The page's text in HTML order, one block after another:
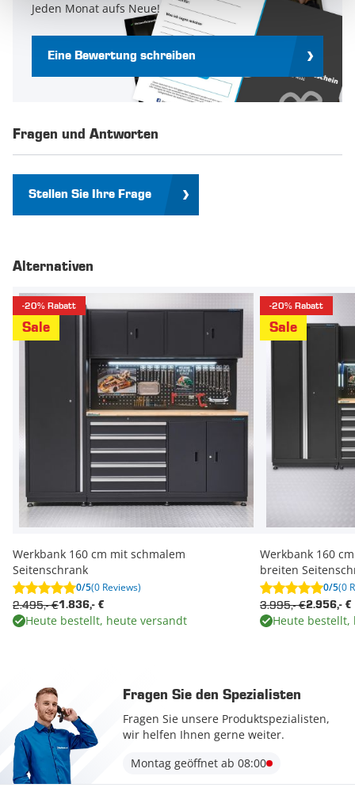
Jeden Monat aufs Neue!
Eine Bewertung schreiben
Fragen und Antworten
Stellen Sie Ihre Frage
Alternativen
-20% Rabatt
Sale
Werkbank 160 cm mit schmalem
Seitenschrank
0/5(0 Reviews)
1.836,- €
2.495,- €
Heute bestellt, heute versandt
-20% Rabatt
Sale
Werkbank 160
breiten
0/5(0
2.956,- €
3.995,- €
Heute bestellt,
Fragen Sie den Spezialisten
Fragen Sie unsere Produktspezialisten,
wir helfen Ihnen gerne weiter.
Montag geöffnet ab 08:00